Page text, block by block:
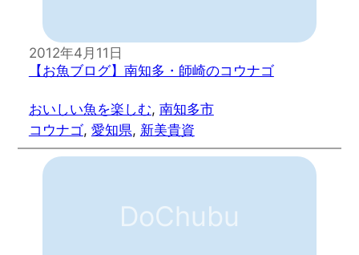
2012年4月11日
【お魚ブログ】南知多・師崎のコウナゴ
おいしい魚を楽しむ, 南知多市
コウナゴ, 愛知県, 新美貴資
DoChubu